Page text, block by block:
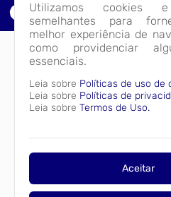
Utilizamos cookies e
semelhantes para
melhor experiência de
como providenciar
essenciais.
Leia sobre Políticas de uso de
Leia sobre Políticas de
Leia sobre Termos de Uso.
Aceitar